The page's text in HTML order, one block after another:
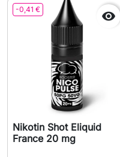
-0,41 € 
Nikotin Shot Eliquid
France 20 mg